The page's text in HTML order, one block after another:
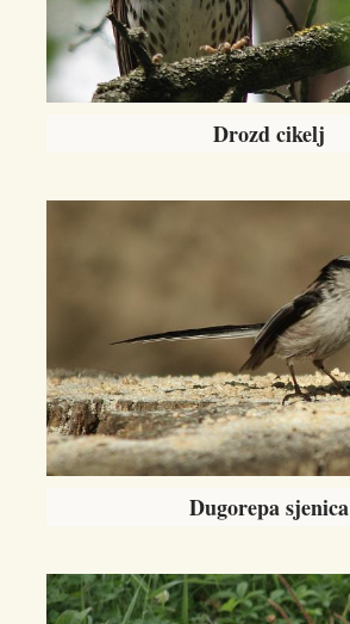
Drozd cikelj
Dugorepa sjenica